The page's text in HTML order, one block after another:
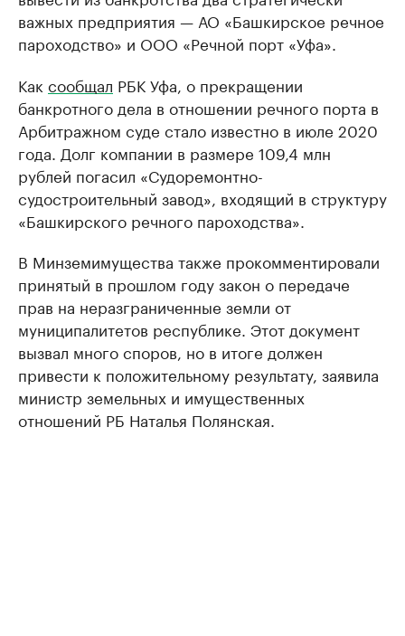
важных предприятия — АО «Башкирское речное
пароходство» и ООО «Речной порт «Уфа».
Как сообщал РБК Уфа, о прекращении
банкротного дела в отношении речного порта в
Арбитражном суде стало известно в июле 2020
года. Долг компании в размере 109,4 млн
рублей погасил «Судоремонтно-
судостроительный завод», входящий в структуру
«Башкирского речного пароходства».
В Минземимущества также прокомментировали
принятый в прошлом году закон о передаче
прав на неразграниченные земли от
муниципалитетов республике. Этот документ
вызвал много споров, но в итоге должен
привести к положительному результату, заявила
министр земельных и имущественных
отношений РБ Наталья Полянская.